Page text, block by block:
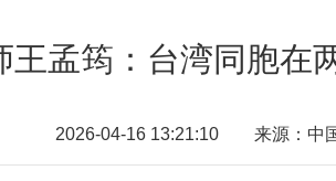
王孟筠：台湾同胞在
2026-04-16 13:21:10 来源：中